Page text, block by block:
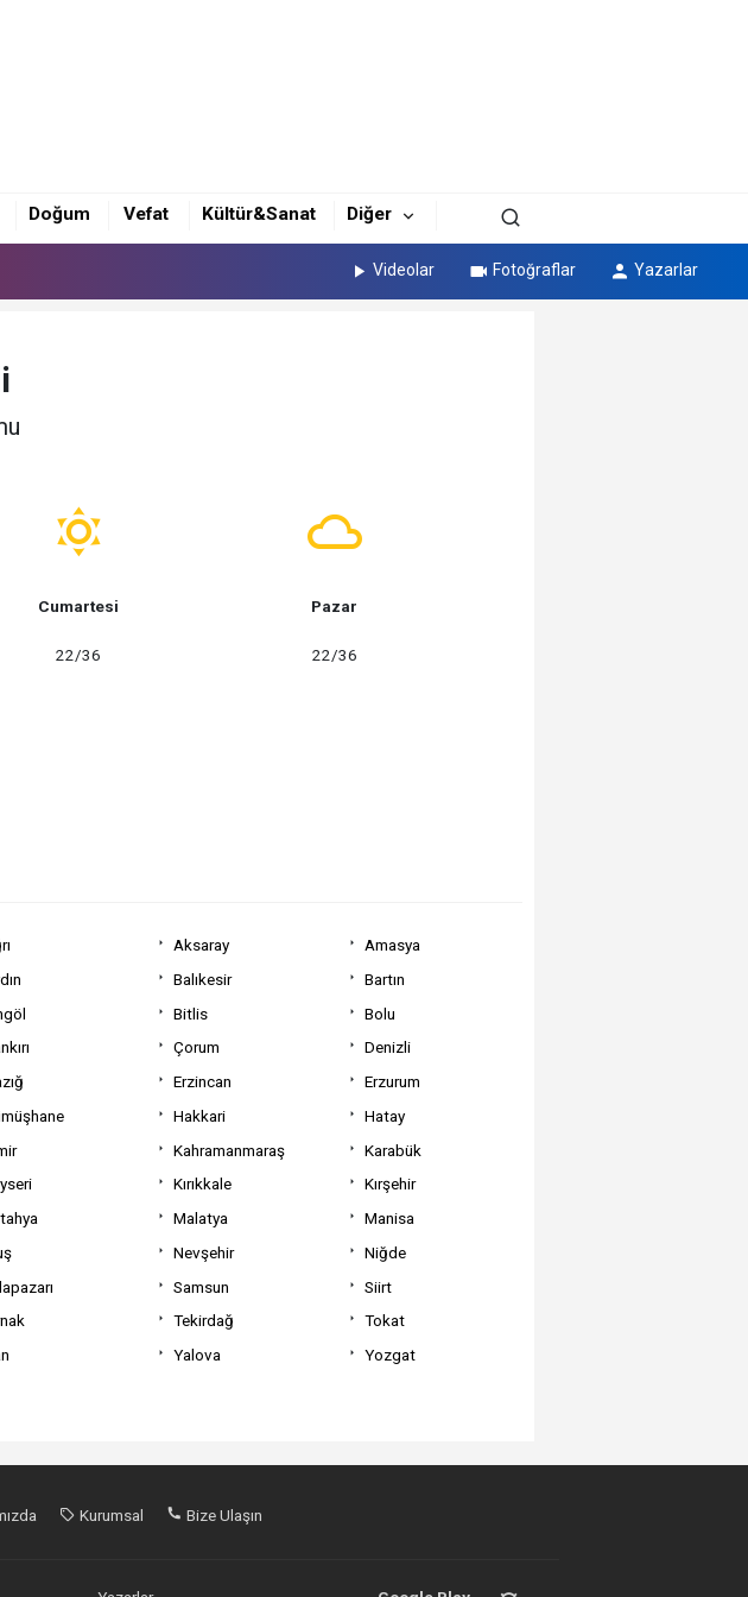
Doğum Vefat Kültür&Sanat Diğer
Videolar Fotoğraflar Yazarlar
Cumartesi
22/36
Pazar
22/36
Aksaray
Amasya
Balıkesir
Bartın
Bitlis
Bolu
Çorum
Denizli
Erzincan
Erzurum
Hakkari
Hatay
Kahramanmaraş
Karabük
Kırıkkale
Kırşehir
Malatya
Manisa
Nevşehir
Niğde
Samsun
Siirt
Tekirdağ
Tokat
Yalova
Yozgat
Kurumsal Bize Ulaşın